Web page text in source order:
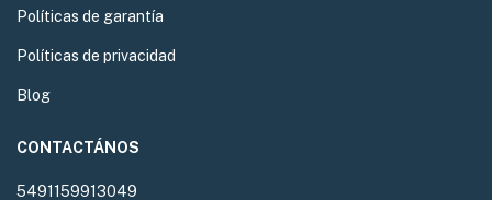
Políticas de garantía
Políticas de privacidad
Blog
CONTACTÁNOS
5491159913049